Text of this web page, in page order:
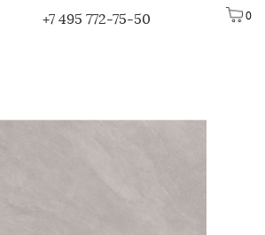
0
+7 495 772-75-50